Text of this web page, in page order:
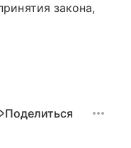
закона,
Поделиться